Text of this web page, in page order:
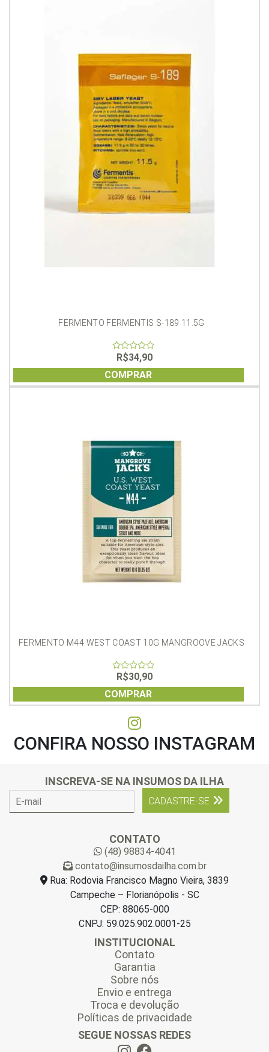
FERMENTO FERMENTIS S-189 11.5G
out
of
5
R$34,90
COMPRAR
FERMENTO M44 WEST COAST 10G MANGROOVE JACKS
of
5
R$30,90
COMPRAR
CONFIRA NOSSO INSTAGRAM
INSCREVA-SE NA INSUMOS DA ILHA
CADASTRE-SE
CONTATO
(48) 98834-4041
contato@insumosdailha.com.br
Rua: Rodovia Francisco Magno Vieira, 3839
Campeche – Florianópolis - SC
CEP: 88065-000
CNPJ: 59.025.902.0001-25
INSTITUCIONAL
Contato
Garantia
Sobre nós
Envio e entrega
Troca e devolução
Políticas de privacidade
SEGUE NOSSAS REDES